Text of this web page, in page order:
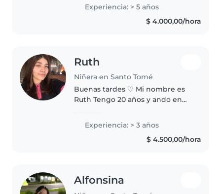
Actualmente estoy cursando la
carrera de Profesorado de
Experiencia: > 5 años
$ 4.000,00/hora
Ruth
Niñera en Santo Tomé
Buenas tardes ♡ Mi nombre es
Ruth Tengo 20 años y ando en
una chica muy responsable y
buena con los niños ♡ Me gusta
que sean felices♡ TENGO
Experiencia: > 3 años
$ 4.500,00/hora
Alfonsina